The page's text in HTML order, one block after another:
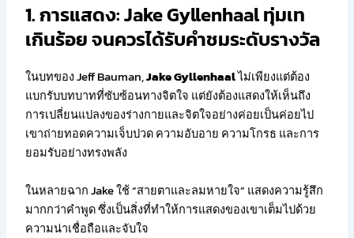
1. การแสดง: Jake Gyllenhaal ทุ่มเท
เกินร้อย จนควรได้รับคำชมระดับรางวัล
ในบทของ Jeff Bauman,Jake Gyllenhaalไม่เพียงแต่ต้อง
แบกรับบทบาทที่ซับซ้อนทางจิตใจ แต่ยังต้องแสดงให้เห็นถึง
การเปลี่ยนแปลงของร่างกายและจิตใจอย่างค่อยเป็นค่อยไป
เขาถ่ายทอดความเจ็บปวด ความอับอาย ความโกรธ และการ
ยอมรับอย่างทรงพลัง
ในหลายฉาก Jake ใช้ “สายตาและลมหายใจ” แสดงความรู้สึก
มากกว่าคำพูด ซึ่งเป็นสิ่งที่ทำให้การแสดงของเขาเต็มไปด้วย
ความน่าเชื่อถือและจับใจ